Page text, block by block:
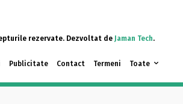
rezervate. Dezvoltat de Jaman Tech.
Publicitate Contact Termeni Toate